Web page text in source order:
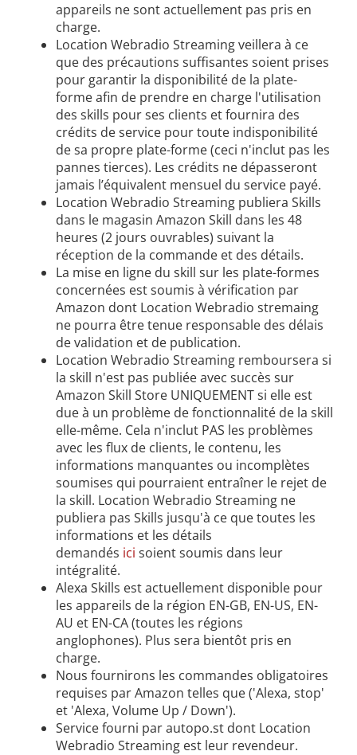
appareils ne sont actuellement pas pris en
charge.
Location Webradio Streaming veillera à ce
que des précautions suffisantes soient prises
pour garantir la disponibilité de la plate-
forme afin de prendre en charge l'utilisation
des skills pour ses clients et fournira des
crédits de service pour toute indisponibilité
de sa propre plate-forme (ceci n'inclut pas les
pannes tierces). Les crédits ne dépasseront
jamais l’équivalent mensuel du service payé.
Location Webradio Streaming publiera Skills
dans le magasin Amazon Skill dans les 48
heures (2 jours ouvrables) suivant la
réception de la commande et des détails.
La mise en ligne du skill sur les plate-formes
concernées est soumis à vérification par
Amazon dont Location Webradio stremaing
ne pourra être tenue responsable des délais
de validation et de publication.
Location Webradio Streaming remboursera si
la skill n'est pas publiée avec succès sur
Amazon Skill Store UNIQUEMENT si elle est
due à un problème de fonctionnalité de la skill
elle-même. Cela n'inclut PAS les problèmes
avec les flux de clients, le contenu, les
informations manquantes ou incomplètes
soumises qui pourraient entraîner le rejet de
la skill. Location Webradio Streaming ne
publiera pas Skills jusqu'à ce que toutes les
informations et les détails
demandés ici soient soumis dans leur
intégralité.
Alexa Skills est actuellement disponible pour
les appareils de la région EN-GB, EN-US, EN-
AU et EN-CA (toutes les régions
anglophones). Plus sera bientôt pris en
charge.
Nous fournirons les commandes obligatoires
requises par Amazon telles que ('Alexa, stop'
et 'Alexa, Volume Up / Down').
Service fourni par autopo.st dont Location
Webradio Streaming est leur revendeur.